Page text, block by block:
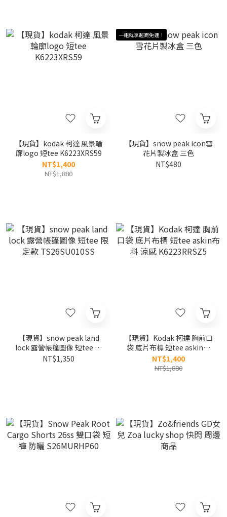
【現貨】kodak 柯達 風景輪
廓logo 短tee K6223XRS59
NT$1,400
NT$1,880
一組就享超商免運！
【現貨】snow peak icon雪
花片製冰盒 三色
NT$480
【現貨】snow peak land
lock 露營帳篷圖像 短tee 限
定款 TS26SU010SS
NT$1,350
【現貨】Kodak 柯達 胸前口
袋 底片布標 短tee askin布
料 涼感 K6223RRSZ5
NT$1,400
NT$1,880